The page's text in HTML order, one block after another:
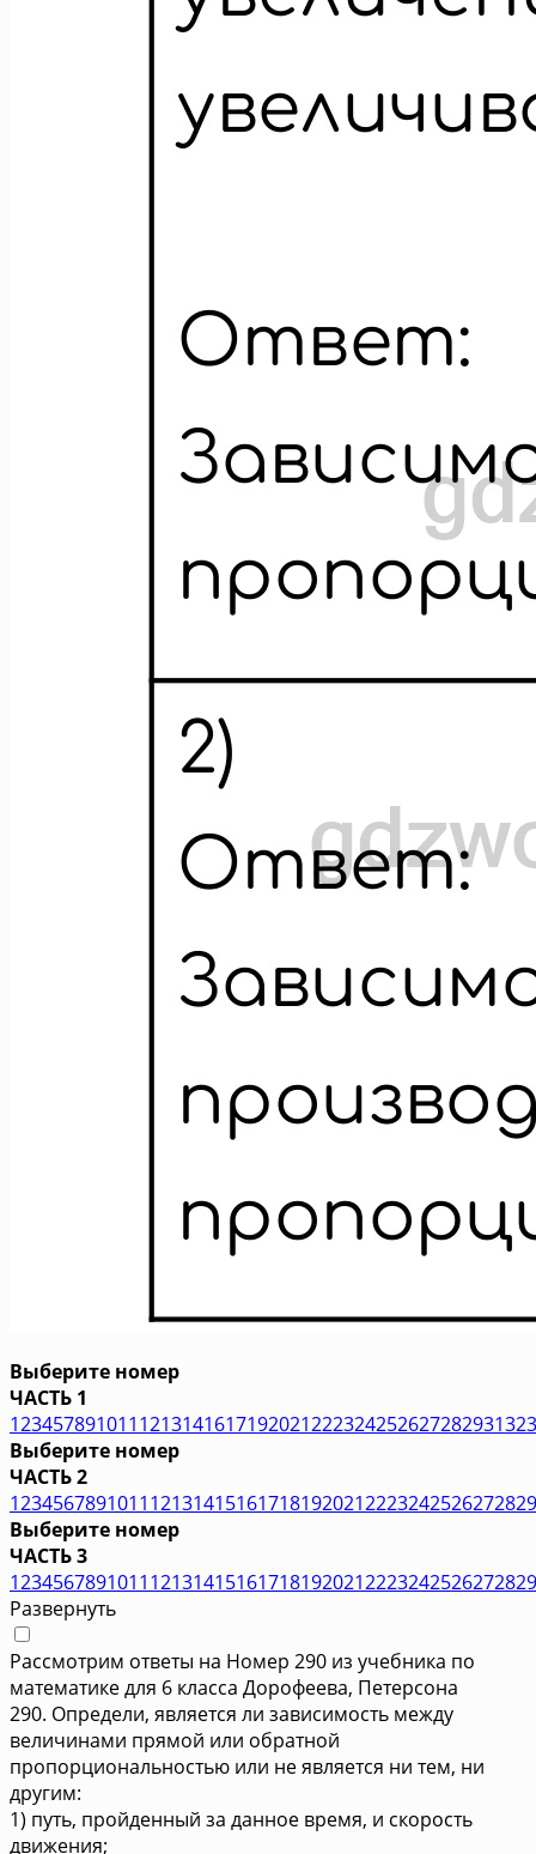
Выберите номер
ЧАСТЬ 1
123457891011121314161719202122232425262728293132
Выберите номер
ЧАСТЬ 2
1234567891011121314151617181920212223242526272829
Выберите номер
ЧАСТЬ 3
1234567891011121314151617181920212223242526272829
Развернуть
Рассмотрим ответы на Номер 290 из учебника по
математике для 6 класса Дорофеева, Петерсона
290. Определи, является ли зависимость между
величинами прямой или обратной
пропорциональностью или не является ни тем, ни
другим:
1) путь, пройденный за данное время, и скорость
движения;